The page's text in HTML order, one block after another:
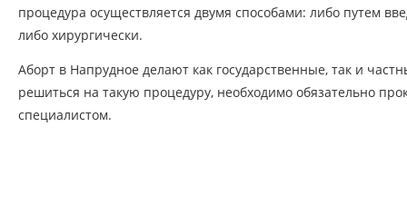
процедура осуществляется двумя способами: либо путем
либо хирургически.
Аборт в Напрудное делают как государственные, так и
решиться на такую процедуру, необходимо обязательно
специалистом.